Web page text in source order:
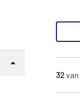
32van